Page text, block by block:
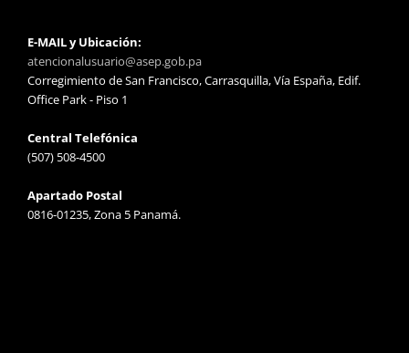
E-MAIL y Ubicación:
atencionalusuario@asep.gob.pa
Corregimiento de San Francisco, Carrasquilla, Vía España, Edif.
Office Park - Piso 1
Central Telefónica
(507) 508-4500
Apartado Postal
0816-01235, Zona 5 Panamá.